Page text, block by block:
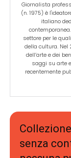
Giornalista
(n. 1975) è
italiano
settore per le
della cultura. Nel
dell’arte e dei
saggi su arte
recentemente
senza